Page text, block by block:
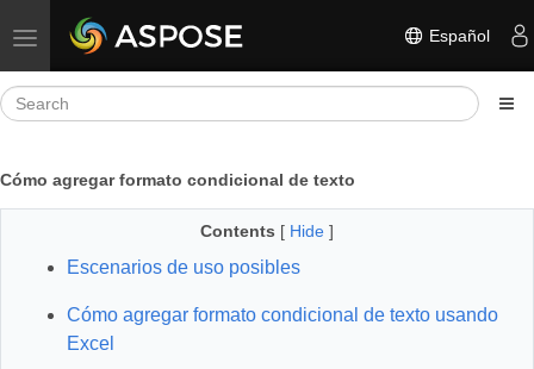
Toggle navigation Español
Cómo agregar formato condicional de texto
Contents [ Hide ]
Escenarios de uso posibles
Cómo agregar formato condicional de texto usando
Excel